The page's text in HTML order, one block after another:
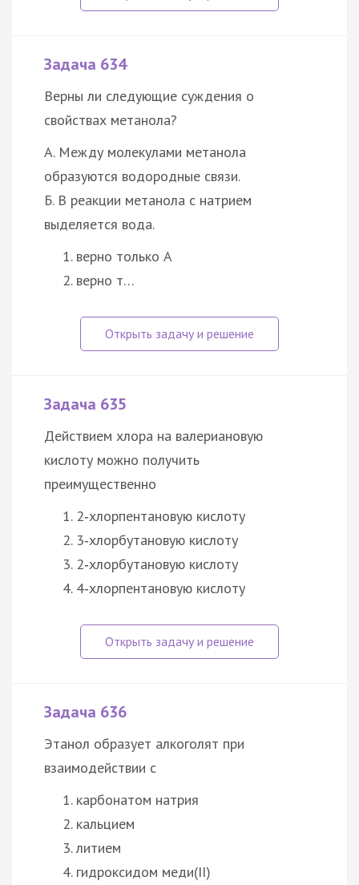
Задача 634
Верны ли следующие суждения о
свойствах метанола?
А. Между молекулами метанола
образуются водородные связи.
Б. В реакции метанола с натрием
выделяется вода.
верно только А
верно т…
Задача 635
Действием хлора на валериановую
кислоту можно получить
преимущественно
2‑хлорпентановую кислоту
3‑хлорбутановую кислоту
2‑хлорбутановую кислоту
4‑хлорпентановую кислоту
Задача 636
Этанол образует алкоголят при
взаимодействии с
карбонатом натрия
кальцием
литием
гидроксидом меди(II)